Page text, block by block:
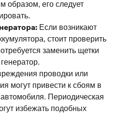
образом, его следует
Если возникают
стоит проверить
заменить щетки
проводки или
могут привести к сбоям в
Периодическая
избежать подобных